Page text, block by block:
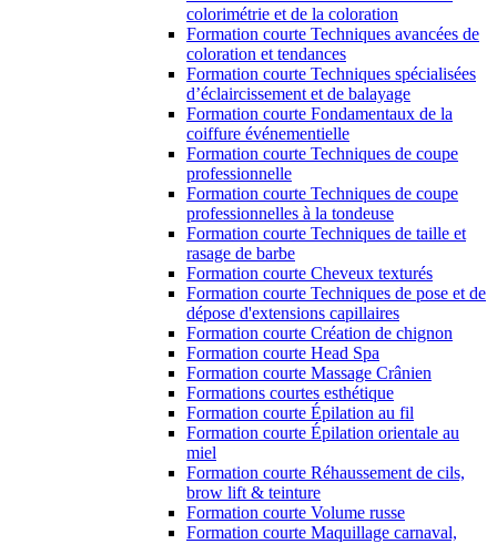
colorimétrie et de la coloration
Formation courte Techniques avancées de
coloration et tendances
Formation courte Techniques spécialisées
d’éclaircissement et de balayage
Formation courte Fondamentaux de la
coiffure événementielle
Formation courte Techniques de coupe
professionnelle
Formation courte Techniques de coupe
professionnelles à la tondeuse
Formation courte Techniques de taille et
rasage de barbe
Formation courte Cheveux texturés
Formation courte Techniques de pose et de
dépose d'extensions capillaires
Formation courte Création de chignon
Formation courte Head Spa
Formation courte Massage Crânien
Formations courtes esthétique
Formation courte Épilation au fil
Formation courte Épilation orientale au
miel
Formation courte Réhaussement de cils,
brow lift & teinture
Formation courte Volume russe
Formation courte Maquillage carnaval,